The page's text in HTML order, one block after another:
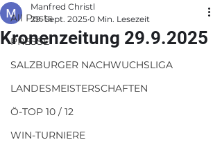
All Posts
PRESSE
SALZBURGER NACHWUCHSLIGA
LANDESMEISTERSCHAFTEN
Ö-TOP 10 / 12
WIN-TURNIERE
Kronenzeitung 29.9.2025
Manfred Christl
29. Sept. 2025 0 Min. Lesezeit